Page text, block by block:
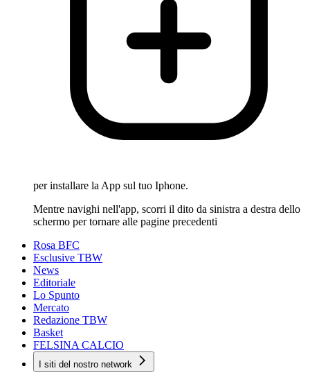
per installare la App sul tuo Iphone.
Mentre navighi nell'app, scorri il dito da sinistra a destra dello
schermo per tornare alle pagine precedenti
Rosa BFC
Esclusive TBW
News
Editoriale
Lo Spunto
Mercato
Redazione TBW
Basket
FELSINA CALCIO
I siti del nostro network